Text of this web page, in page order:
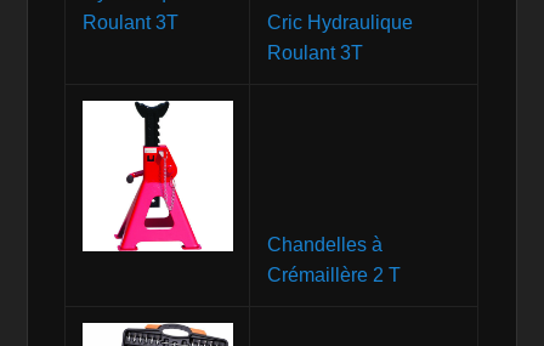
Cric Hydraulique
Roulant 3T
Chandelles à
Crémaillère 2 T